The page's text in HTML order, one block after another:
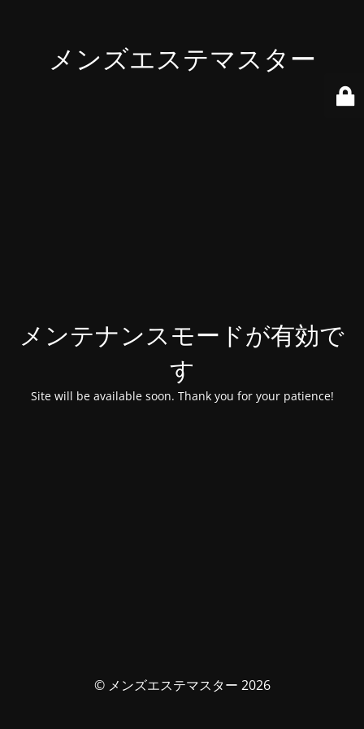
メンズエステマスター
メンテナンスモードが有効で
す
Site will be available soon. Thank you for your patience!
© メンズエステマスター 2026